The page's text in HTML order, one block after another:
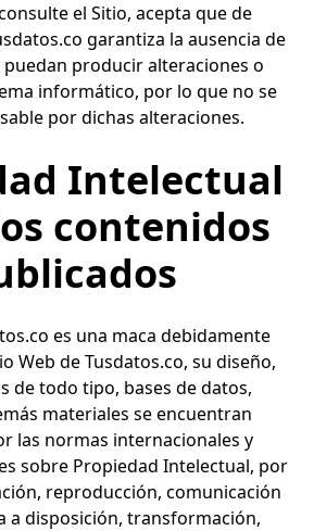
el Sitio, acepta que de
garantiza la ausencia de
producir alteraciones o
informático, por lo que no se
por dichas alteraciones.
Intelectual
contenidos
es una maca debidamente
Web de Tusdatos.co, su diseño,
de todo tipo, bases de datos,
materiales se encuentran
las normas internacionales y
sobre Propiedad Intelectual, por
reproducción, comunicación
a disposición, transformación,